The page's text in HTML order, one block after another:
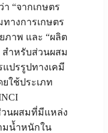
“จากเกษตร
างการเกษตร
ภาพ และ “ผลิต
ำหรับส่วนผสม
ปรรูปทางเคมี
ใช้ประเภท
วนผสมที่มีแหล่ง
มน้ำหนักใน